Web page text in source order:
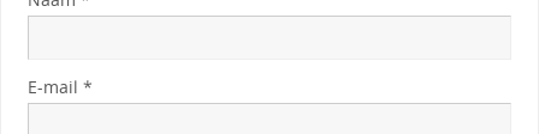
E-mail *